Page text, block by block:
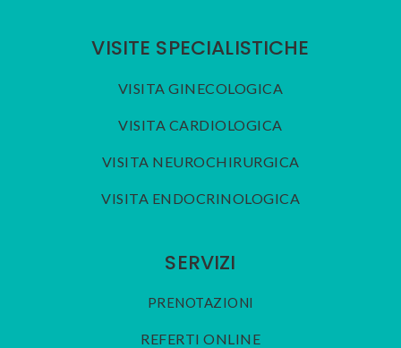
VISITE SPECIALISTICHE
VISITA GINECOLOGICA
VISITA CARDIOLOGICA
VISITA NEUROCHIRURGICA
VISITA ENDOCRINOLOGICA
SERVIZI
PRENOTAZIONI
REFERTI ONLINE